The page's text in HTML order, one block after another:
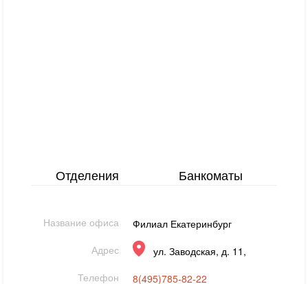
Отделения Банкоматы
Название офиса
Филиал Екатеринбург
Адрес
ул. Заводская, д. 11,
Телефон
8(495)785-82-22